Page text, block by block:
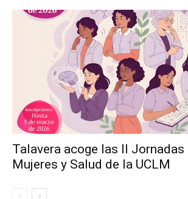
Talavera acoge las II Jornadas
Mujeres y Salud de la UCLM